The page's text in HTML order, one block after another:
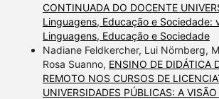
CONTINUADA DO DOCENTE
Linguagens, Educação e Sociedade:
Linguagens, Educação e Sociedade
Nadiane Feldkercher, Lui Nörnberg,
Rosa Suanno, ENSINO DE DIDÁTICA
REMOTO NOS CURSOS DE
UNIVERSIDADES PÚBLICAS: A